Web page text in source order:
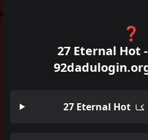
❓
27 Eternal Hot - دلچسپ گیم